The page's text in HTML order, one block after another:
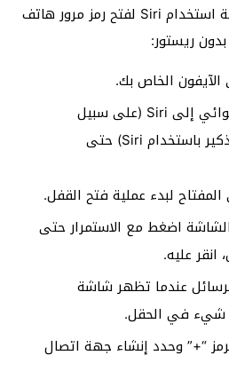
توضح الخطوات أدناه طريقة استخدام Siri لفتح رمز مرور هاتف
ريستور:
قم بتقديم طلب عشوائي إلى Siri (على سبيل
المثال، قم بتعيين تذكير باستخدام Siri) حتى
لبدء عملية فتح القفل.
اضغط مع الاستمرار حتى
عليه.
عندما تظهر شاشة
شيء في الحقل.
“+” وحدد إنشاء جهة اتصال